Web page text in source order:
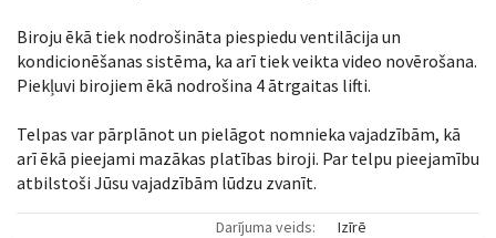
Biroju ēkā tiek nodrošināta piespiedu ventilācija un
kondicionēšanas sistēma, ka arī tiek veikta video novērošana.
Piekļuvi birojiem ēkā nodrošina 4 ātrgaitas lifti.
Telpas var pārplānot un pielāgot nomnieka vajadzībām, kā
arī ēkā pieejami mazākas platības biroji. Par telpu pieejamību
atbilstoši Jūsu vajadzībām lūdzu zvanīt.
Darījuma veids:
Izīrē